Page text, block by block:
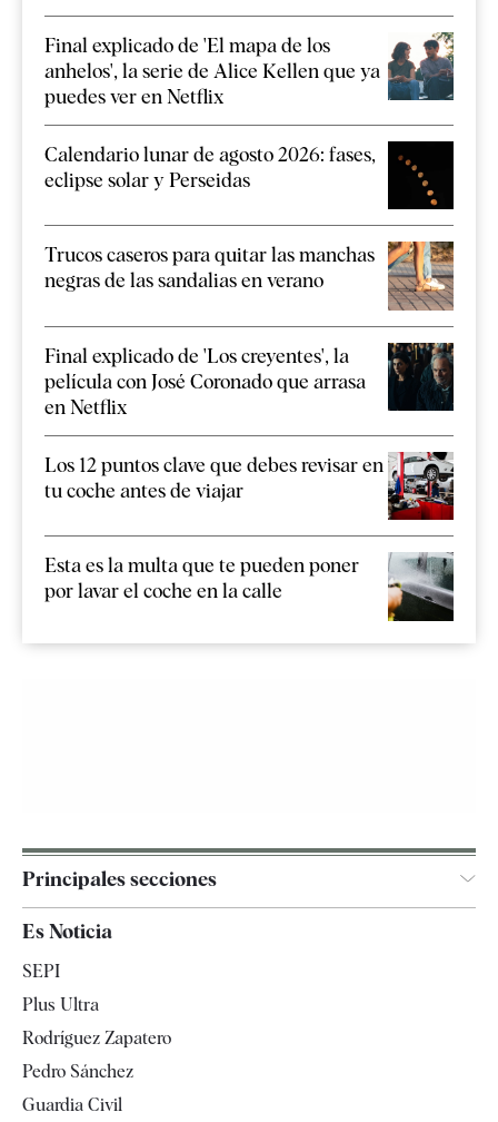
Final explicado de 'El mapa de los
anhelos', la serie de Alice Kellen que ya
puedes ver en Netflix
Calendario lunar de agosto 2026: fases,
eclipse solar y Perseidas
Trucos caseros para quitar las manchas
negras de las sandalias en verano
Final explicado de 'Los creyentes', la
película con José Coronado que arrasa
en Netflix
Los 12 puntos clave que debes revisar en
tu coche antes de viajar
Esta es la multa que te pueden poner
por lavar el coche en la calle
Principales secciones
Televisión
Es Noticia
SEPI
Plus Ultra
Rodríguez Zapatero
Pedro Sánchez
Guardia Civil